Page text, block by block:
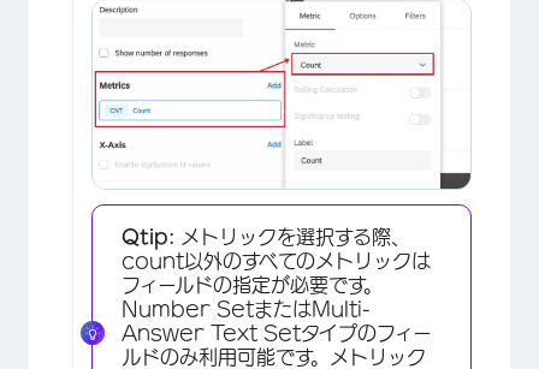
Qtip: メトリックを選択する際、
count以外のすべてのメトリックは
フィールドの指定が必要です。
Number SetまたはMulti-
Answer Text Setタイプのフィー
ルドのみ利用可能です。メトリック